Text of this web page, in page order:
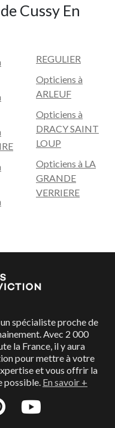
Cussy En
REGULIER
Opticiens à
ARLEUF
Opticiens à
DRACY SAINT
LOUP
Opticiens à LA
GRANDE
VERRIERE
spécialiste proche de
Avec 2 000
la France, il y aura
pour mettre à votre
et vous offrir la
possible. En savoir +